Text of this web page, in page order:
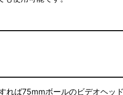
ば75mmボールのビデオヘッド